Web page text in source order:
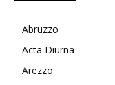
Abruzzo
Acta Diurna
Arezzo